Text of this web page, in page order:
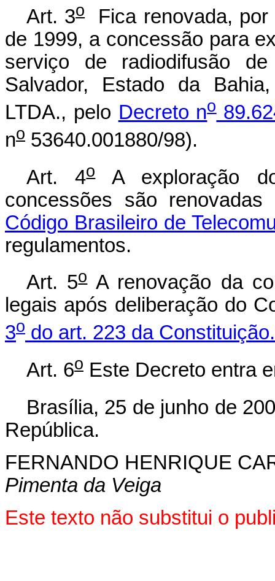
Art. 3oFica renovada, por
de 1999, a concessão para
serviço de radiodifusão
Salvador, Estado da
LTDA., pelo Decreto no
no 53640.001880/98).
Art. 4oA exploração
concessões são
Código Brasileiro de
regulamentos.
Art. 5oA renovação da
legais após deliberação do
3o do art. 223 da Constituição.
Art. 6o Este Decreto entra
Brasília, 25 de junho de
República.
FERNANDO HENRIQUE
Pimenta da Veiga
Este texto não substitui o